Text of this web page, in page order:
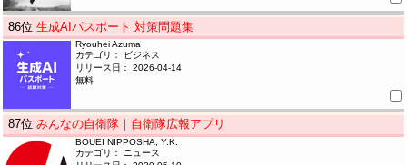
86位生成AIパスポート 対策問題集
Ryouhei Azuma
カテゴリ： ビジネス
リリース日： 2026-04-14
無料
87位みんなの自衛隊｜自衛隊広報アプリ
BOUEI NIPPOSHA, Y.K.
カテゴリ： ニュース